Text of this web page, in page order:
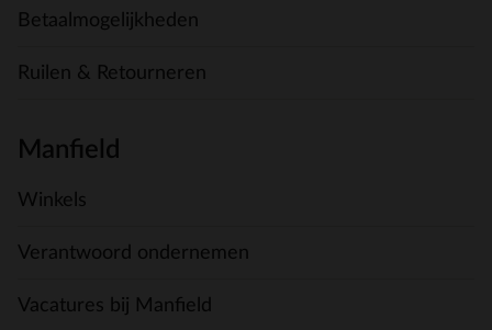
Betaalmogelijkheden
Ruilen & Retourneren
Manfield
Winkels
Verantwoord ondernemen
Vacatures bij Manfield